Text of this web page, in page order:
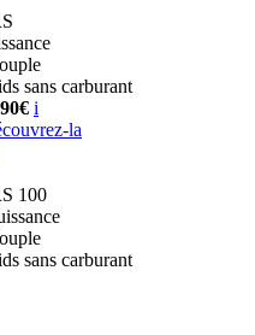
sans carburant
i
la
100
sans carburant